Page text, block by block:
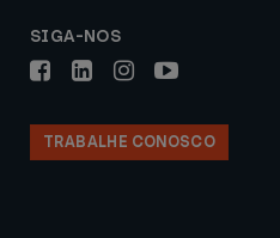
SIGA-NOS
TRABALHE CONOSCO